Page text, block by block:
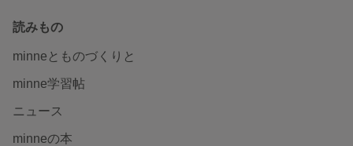
読みもの
minneとものづくりと
minne学習帖
ニュース
minneの本